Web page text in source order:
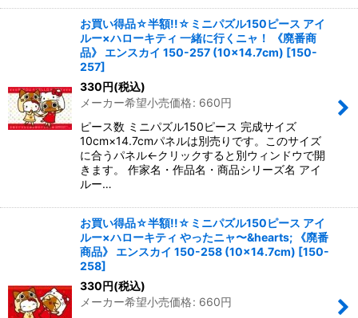
お買い得品☆半額!!☆ミニパズル150ピース アイ
ルー×ハローキティ 一緒に行くニャ！ 《廃番商
品》 エンスカイ 150-257 (10×14.7cm) [150-
257]
330円(税込)
メーカー希望小売価格: 660円
ピース数 ミニパズル150ピース 完成サイズ
10cm×14.7cmパネルは別売りです。このサイズ
に合うパネル←クリックすると別ウィンドウで開
きます。 作家名・作品名・商品シリーズ名 アイ
ルー…
お買い得品☆半額!!☆ミニパズル150ピース アイ
ルー×ハローキティ やったニャ〜&hearts; 《廃番
商品》 エンスカイ 150-258 (10×14.7cm) [150-
258]
330円(税込)
メーカー希望小売価格: 660円